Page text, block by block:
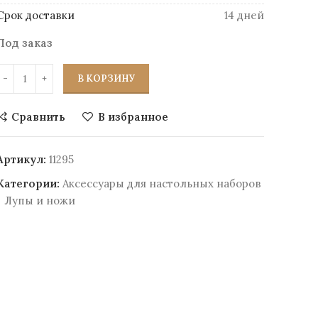
доставки 14 дней
заказ
В КОРЗИНУ
Сравнить В избранное
11295
Аксессуары для настольных наборов
Лупы и ножи